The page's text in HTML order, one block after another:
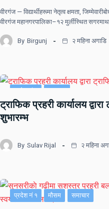
वीरगंज — विद्यार्थीहरूमा नेतृत्व क्षमता,
वीरगंज महानगरपालिका–१२ मुर्लीस्थित
By Birgunj २ महिना अगाडि
ट्राफिक प्रहरी कार्यालय
शुभारम्भ
By Sulav Rijal २ महिना
प्रदेश नं १ मौसम समाचार